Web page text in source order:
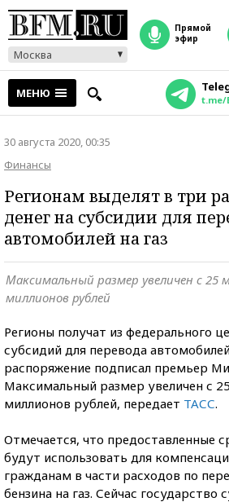
Москва
прямой
эфир
МЕНЮ t.me/
30 августа 2020, 00:35
Финансы
Регионам выделят в три
денег на субсидии для
автомобилей на газ
Максимальный размер увеличен с 25
миллионов рублей
Регионы получат из федерального
субсидий для перевода
распоряжение подписал премьер
Максимальный размер увеличен с
миллионов рублей, передает ТАСС.
Отмечается, что предоставленные
будут использовать для
гражданам в части расходов по
бензина на газ. Сейчас государство